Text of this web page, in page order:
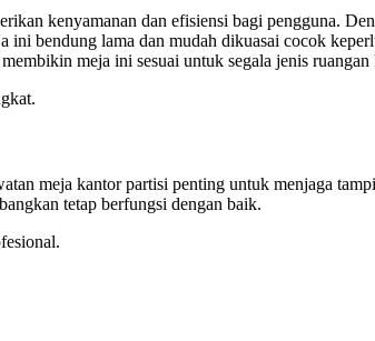
kenyamanan dan efisiensi bagi pengguna.
bendung lama dan mudah dikuasai cocok
meja ini sesuai untuk segala jenis ruangan
meja kantor partisi penting untuk menjaga
tetap berfungsi dengan baik.